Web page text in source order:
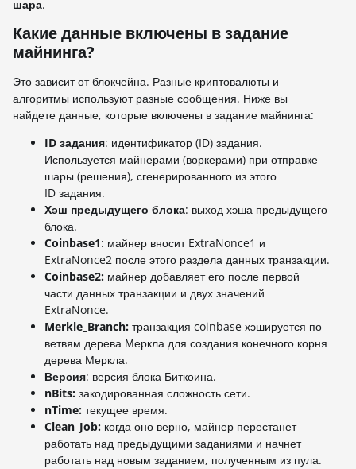
шара.
Какие данные включены в задание
майнинга?
Это зависит от блокчейна. Разные криптовалюты и
алгоритмы используют разные сообщения. Ниже вы
найдете данные, которые включены в задание майнинга:
ID задания: идентификатор (ID) задания.
Используется майнерами (воркерами) при отправке
шары (решения), сгенерированного из этого
ID задания.
Хэш предыдущего блока: выход хэша предыдущего
блока.
Coinbase1: майнер вносит ExtraNonce1 и
ExtraNonce2 после этого раздела данных транзакции.
Coinbase2: майнер добавляет его после первой
части данных транзакции и двух значений
ExtraNonce.
Merkle_Branch: транзакция coinbase хэшируется по
ветвям дерева Меркла для создания конечного корня
дерева Меркла.
Версия: версия блока Биткоина.
nBits: закодированная сложность сети.
nTime: текущее время.
Clean_Job: когда оно верно, майнер перестанет
работать над предыдущими заданиями и начнет
работать над новым заданием, полученным из пула.